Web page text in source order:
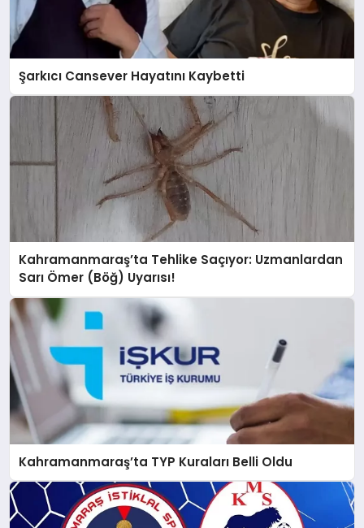
Şarkıcı Cansever Hayatını Kaybetti
Kahramanmaraş’ta Tehlike Saçıyor: Uzmanlardan
Sarı Ömer (Böğ) Uyarısı!
Kahramanmaraş’ta TYP Kuraları Belli Oldu